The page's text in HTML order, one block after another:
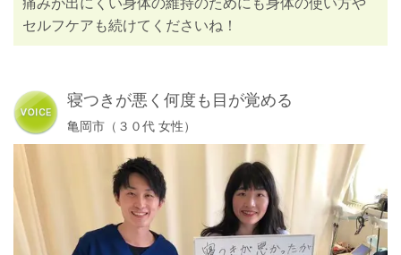
痛みが出にくい身体の維持のためにも身体の使い方や
セルフケアも続けてくださいね！
寝つきが悪く何度も目が覚める
亀岡市（３０代 女性）